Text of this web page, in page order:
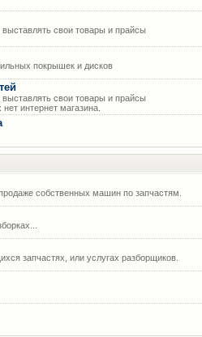
свои товары и прайсы
покрышек и дисков
свои товары и прайсы
интернет магазина.
собственных машин по запчастям.
запчастях, или услугах разборщиков.